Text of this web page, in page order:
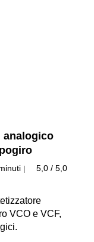
analogico
5,0 / 5,0
VCO e VCF,